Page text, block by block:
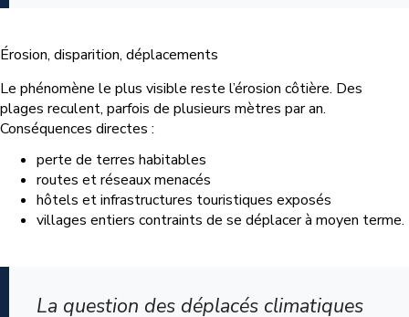
Érosion, disparition, déplacements
Le phénomène le plus visible reste l’érosion côtière. Des
plages reculent, parfois de plusieurs mètres par an.
Conséquences directes :
perte de terres habitables
routes et réseaux menacés
hôtels et infrastructures touristiques exposés
villages entiers contraints de se déplacer à moyen terme.
La question des déplacés climatiques